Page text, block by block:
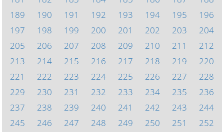
189
190 191 192 193 194 195
196
197
198 199 200 201 202 203
204
205
206 207 208 209 210 211
212
213
214 215 216 217 218 219
220
221
222 223 224 225 226 227
228
229
230 231 232 233 234 235
236
237
238 239 240 241 242 243
244
245
246 247 248 249 250 251
252